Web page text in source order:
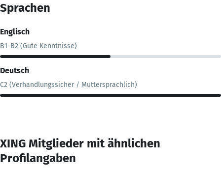
Sprachen
Englisch
B1-B2 (Gute Kenntnisse)
Deutsch
C2 (Verhandlungssicher / Muttersprachlich)
XING Mitglieder mit ähnlichen
Profilangaben